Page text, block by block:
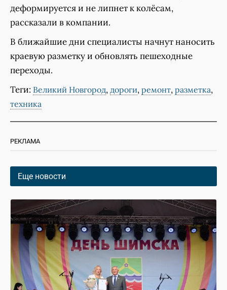
деформируется и не липнет к колёсам,
рассказали в компании.
В ближайшие дни специалисты начнут наносить
краевую разметку и обновлять пешеходные
переходы.
Теги: Великий Новгород, дороги, ремонт, разметка,
техника
РЕКЛАМА
Еще новости